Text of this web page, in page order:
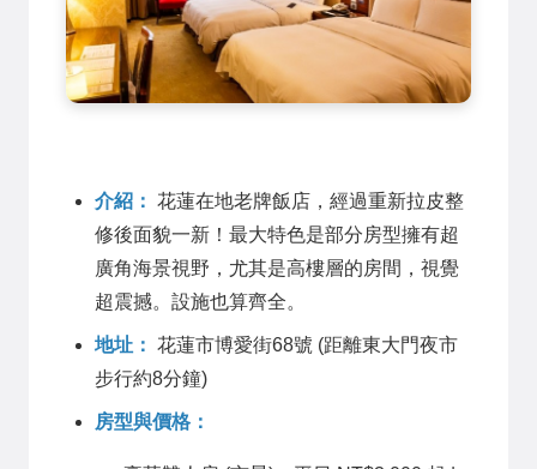
介紹： 花蓮在地老牌飯店，經過重新拉皮整
修後面貌一新！最大特色是部分房型擁有超
廣角海景視野，尤其是高樓層的房間，視覺
超震撼。設施也算齊全。
地址： 花蓮市博愛街68號 (距離東大門夜市
步行約8分鐘)
房型與價格：